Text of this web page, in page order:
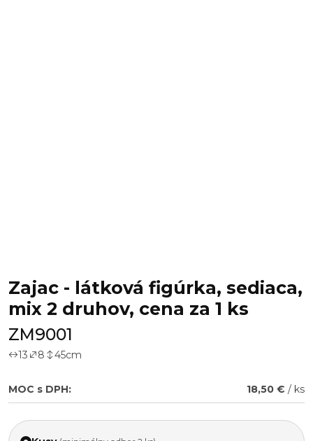
Zajac - látková figúrka, sediaca,
mix 2 druhov, cena za 1 ks
ZM9001
13 8 45cm
MOC s DPH: 18,50 € / ks